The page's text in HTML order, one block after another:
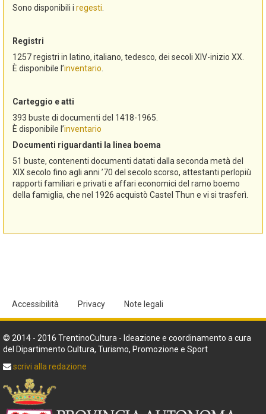
Sono disponibili i regesti
Registri
1257 registri in latino, italiano, tedesco, dei secoli XIV-inizio XX.
È disponibile l’inventario
Carteggio e atti
393 buste di documenti del 1418-1965.
È disponibile l’inventario
Documenti riguardanti la linea boema
51 buste, contenenti documenti datati dalla seconda metà del
XIX secolo fino agli anni ’70 del secolo scorso, attestanti perlopiù
rapporti familiari e privati e affari economici del ramo boemo
della famiglia, che nel 1926 acquistò Castel Thun e vi si trasferì.
Accessibilità Privacy Note legali
© 2014 - 2016 TrentinoCultura - Ideazione e coordinamento a cura
del Dipartimento Cultura, Turismo, Promozione e Sport
scrivi alla redazione